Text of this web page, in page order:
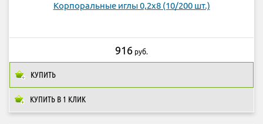
Корпоральные иглы 0,2х8 (10/200 шт.)
КУПИТЬ В 1 КЛИК
916 руб.
КУПИТЬ